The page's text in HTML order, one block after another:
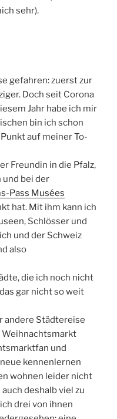
Doch seit Corona
bin ich schon
auf meiner To-
Freundin in die Pfalz,
bei der
Pass Musées
hat. Mit ihm kann ich
Schlösser und
und der Schweiz
also
die ich noch nicht
gar nicht so weit
andere Städtereise
und
kennenlernen
wohnen leider nicht
deshalb viel zu
drei von ihnen
eine
und auf
Pfalz.